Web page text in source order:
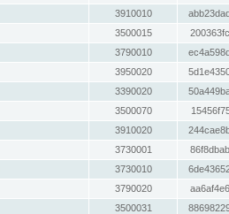
3910010
3500015
3790010
3950020
3390020
3500070
3910020
3730001
3730010
3790020
3500031